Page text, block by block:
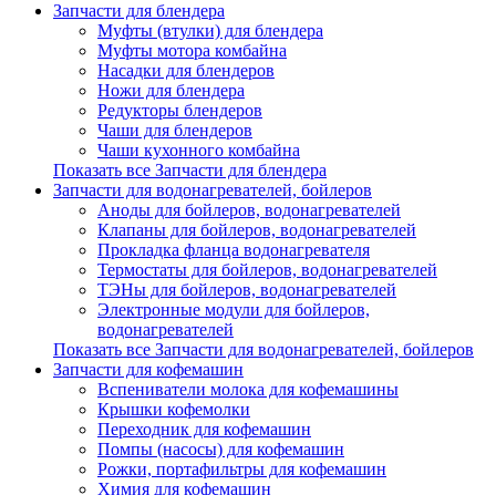
Запчасти для блендера
Муфты (втулки) для блендера
Муфты мотора комбайна
Насадки для блендеров
Ножи для блендера
Редукторы блендеров
Чаши для блендеров
Чаши кухонного комбайна
Показать все Запчасти для блендера
Запчасти для водонагревателей, бойлеров
Аноды для бойлеров, водонагревателей
Клапаны для бойлеров, водонагревателей
Прокладка фланца водонагревателя
Термостаты для бойлеров, водонагревателей
ТЭНы для бойлеров, водонагревателей
Электронные модули для бойлеров,
водонагревателей
Показать все Запчасти для водонагревателей, бойлеров
Запчасти для кофемашин
Вспениватели молока для кофемашины
Крышки кофемолки
Переходник для кофемашин
Помпы (насосы) для кофемашин
Рожки, портафильтры для кофемашин
Химия для кофемашин